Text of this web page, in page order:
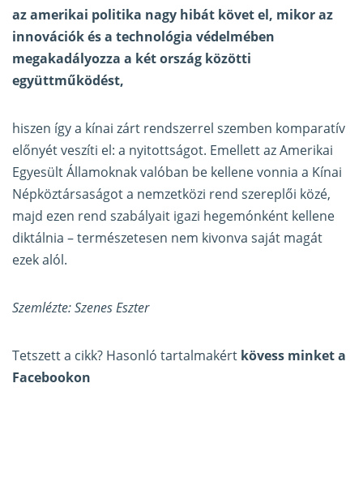
az amerikai politika nagy hibát követ el, mikor az
innovációk és a technológia védelmében
megakadályozza a két ország közötti
együttműködést,
hiszen így a kínai zárt rendszerrel szemben komparatív
előnyét veszíti el: a nyitottságot. Emellett az Amerikai
Egyesült Államoknak valóban be kellene vonnia a Kínai
Népköztársaságot a nemzetközi rend szereplői közé,
majd ezen rend szabályait igazi hegemónként kellene
diktálnia – természetesen nem kivonva saját magát
ezek alól.
Szemlézte: Szenes Eszter
Tetszett a cikk? Hasonló tartalmakért kövess minket a
Facebookon